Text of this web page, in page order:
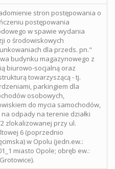
stron postępowania o
postępowania
w spawie wydania
o środowiskowych
dla przeds. pn."
budynku magazynowego z
biurowo-socjalną oraz
towarzyszącą - tj.
parkingiem dla
osobowych,
do mycia samochodów,
odpady na terenie działki
2 zlokalizowanej przy ul.
6 (poprzednio
w Opolu (jedn.ew.:
miasto Opole; obręb ew.: